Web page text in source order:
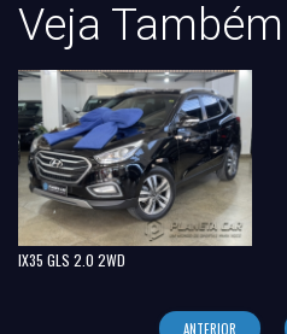
Veja Também
IX35 GLS 2.0 2WD
ANTERIOR